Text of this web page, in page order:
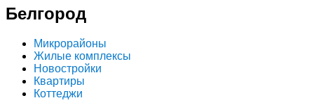
Белгород
Микрорайоны
Жилые комплексы
Новостройки
Квартиры
Коттеджи